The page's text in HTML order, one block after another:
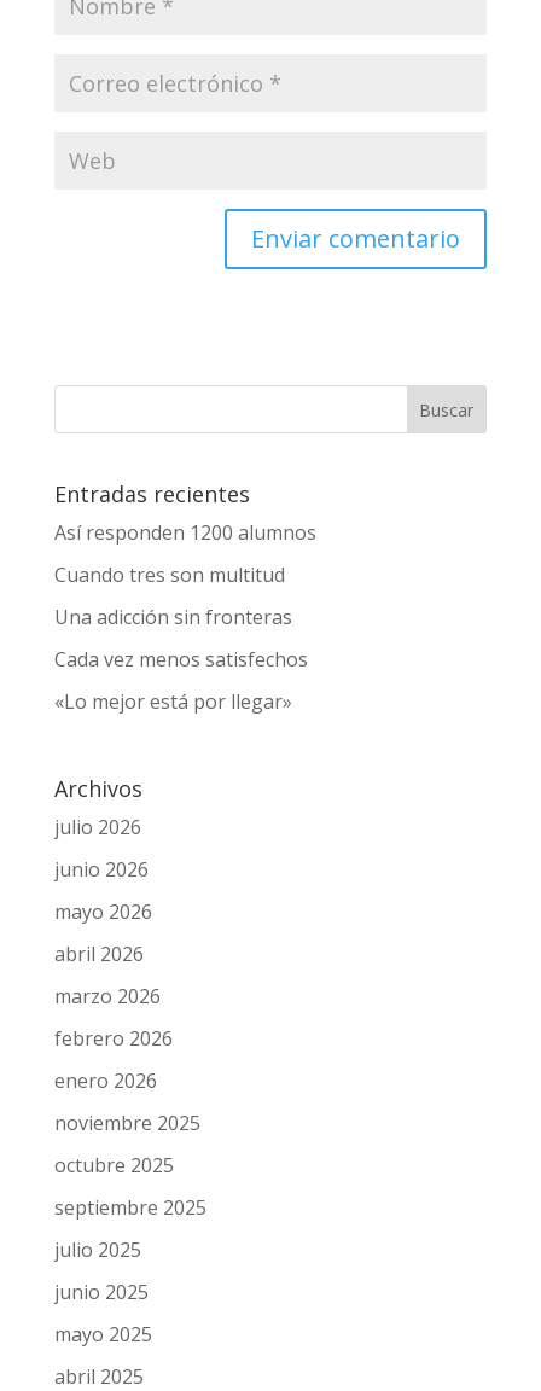
Entradas recientes
Así responden 1200 alumnos
Cuando tres son multitud
Una adicción sin fronteras
«Lo mejor está por llegar»
Archivos
julio 2026
junio 2026
mayo 2026
abril 2026
marzo 2026
febrero 2026
enero 2026
noviembre 2025
octubre 2025
septiembre 2025
julio 2025
junio 2025